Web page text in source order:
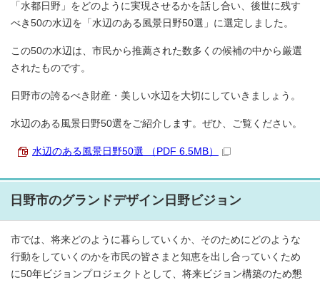
「水都日野」をどのように実現させるかを話し合い、後世に残す
べき50の水辺を「水辺のある風景日野50選」に選定しました。
この50の水辺は、市民から推薦された数多くの候補の中から厳選
されたものです。
日野市の誇るべき財産・美しい水辺を大切にしていきましょう。
水辺のある風景日野50選をご紹介します。ぜひ、ご覧ください。
水辺のある風景日野50選 （PDF 6.5MB）
日野市のグランドデザイン日野ビジョン
市では、将来どのように暮らしていくか、そのためにどのような
行動をしていくのかを市民の皆さまと知恵を出し合っていくため
に50年ビジョンプロジェクトとして、将来ビジョン構築のため懇